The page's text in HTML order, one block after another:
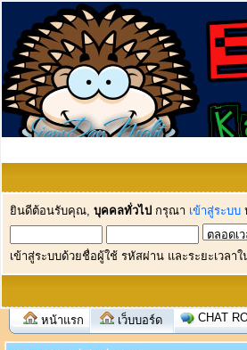
ยินดีต้อนรับคุณ, บุคคลทั่วไป กรุณา เข้าสู่ระบบ
เข้าสู่ระบบด้วยชื่อผู้ใช้ รหัสผ่าน และระยะเวลา
หน้าแรก เว็บบอร์ด CHAT